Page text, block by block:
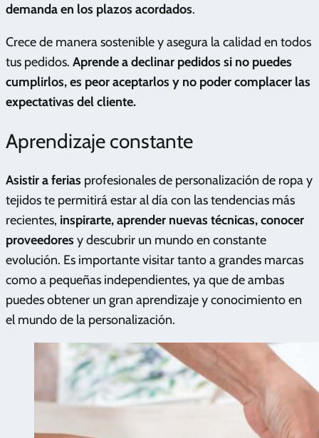
demanda en los plazos acordados.
Crece de manera sostenible y asegura la calidad en todos
tus pedidos. Aprende a declinar pedidos si no puedes
cumplirlos, es peor aceptarlos y no poder complacer las
expectativas del cliente.
Aprendizaje constante
Asistir a ferias profesionales de personalización de ropa y
tejidos te permitirá estar al día con las tendencias más
recientes, inspirarte, aprender nuevas técnicas, conocer
proveedores y descubrir un mundo en constante
evolución. Es importante visitar tanto a grandes marcas
como a pequeñas independientes, ya que de ambas
puedes obtener un gran aprendizaje y conocimiento en
el mundo de la personalización.